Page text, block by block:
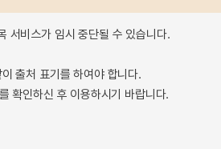
서비스가 임시 중단될 수 있습니다.
출처 표기를 하여야 합니다.
확인하신 후 이용하시기 바랍니다.